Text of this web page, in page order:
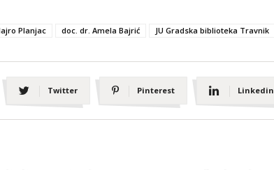
Planjac doc. dr. Amela Bajrić JU Gradska biblioteka Travnik
Twitter Pinterest Linkedin